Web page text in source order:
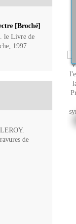
[Broché]
le Livre de
1997...